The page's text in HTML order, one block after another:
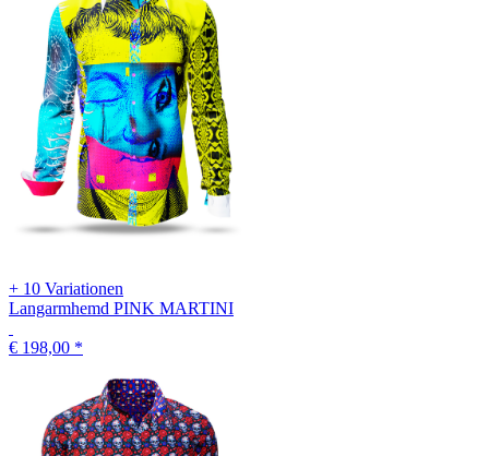
+ 10 Variationen
Langarmhemd PINK MARTINI
€ 198,00 *